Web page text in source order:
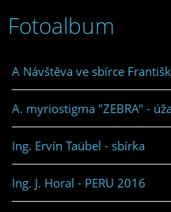
Fotoalbum
A Návštěva ve sbírce
A. myriostigma "ZEBRA" -
Ing. Ervín Taübel - sbírka
Ing. J. Horal - PERU 2016